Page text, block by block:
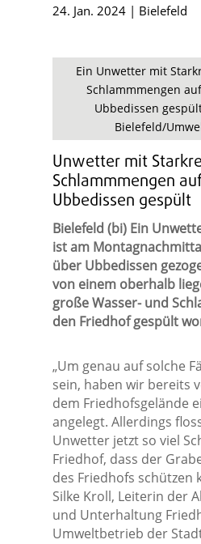
24. Jan. 2024| Bielefeld
Ein Unwetter mit
Schlammmengen
Ubbedissen
Bielefeld/
Unwetter mit
Schlammmengen
Ubbedissen gespült
Bielefeld (bi) Ein
ist am
über Ubbedissen
von einem oberhalb
große Wasser- und
den Friedhof gespült
„Um genau auf solche
sein, haben wir bereits
dem Friedhofsgelände
angelegt. Allerdings
Unwetter jetzt so viel
Friedhof, dass der
des Friedhofs schützen
Silke Kroll, Leiterin der
und Unterhaltung
Umweltbetrieb der